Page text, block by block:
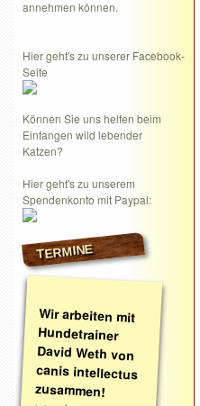
annehmen können.
Hier geht's zu unserer Facebook-
Seite
Können Sie uns helfen beim
Einfangen wild lebender
Katzen?
Hier geht's zu unserem
Spendenkonto mit Paypal:
TERMINE
Wir arbeiten mit
Hundetrainer
David Weth von
canis intellectus
zusammen!